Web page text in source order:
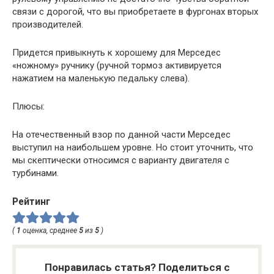
связи с дорогой, что вы приобретаете в фургонах вторых
производителей.
Придется привыкнуть к хорошему для Мерседес
«ножному» ручнику (ручной тормоз активируется
нажатием на маленькую педальку слева).
Плюсы:
На отечественный взор по данной части Мерседес
выступил на наибольшем уровне. Но стоит уточнить, что
мы скептически относимся с варианту двигателя с
турбинами.
Рейтинг
( 1 оценка, среднее 5 из 5 )
Понравилась статья? Поделиться с